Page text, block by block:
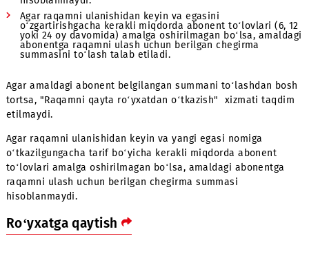
to‘lovi ko‘proq bo‘lgan tarif rejasiga o‘tish amalga
oshirilgan.
Raqamni bekor qilishda quyidagi holatlarda raqamning
Raqam aksiya doirasida ulangan paytdan boshlab va
shartnomani bekor qilishga ariza berilgunga qadar
to‘lovi kamroq bo‘lgan, aksiyada ishtirok etuvchi yoki
ishtirok etmaydigan tarif rejasiga o‘tish amalga
Raqam aksiya doirasida ulangan paytdan boshlab va
shartnomani bekor qilishga ariza berilgunga qadar
tarifdan yillik tarif rejasiga o‘tish amalga oshirilganda;
Raqam aksiya doirasida ulangan paytdan boshlab va
shartnomani bekor qilishga ariza berilgunga qadar
tarif rejasidan boshqa abonent to‘lovi baland